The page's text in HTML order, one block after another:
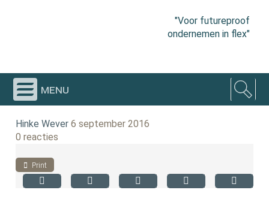
"Voor futureproof
ondernemen in flex"
menu
Hinke Wever 6 september 2016
0 reacties
Print